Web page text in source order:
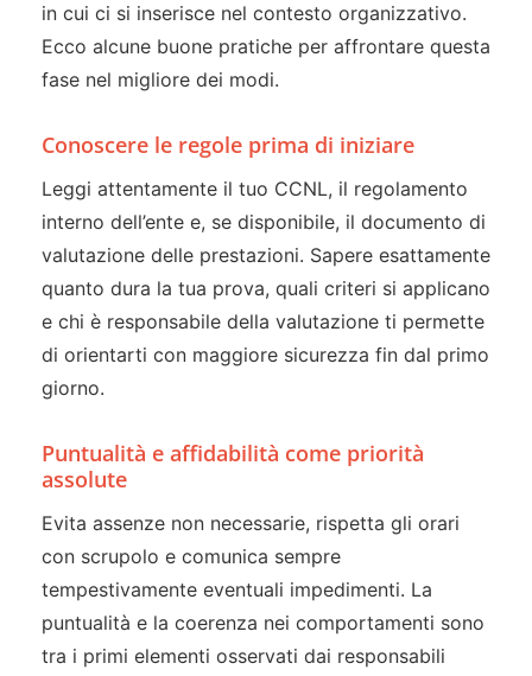
in cui ci si inserisce nel contesto organizzativo.
Ecco alcune buone pratiche per affrontare questa
fase nel migliore dei modi.
Conoscere le regole prima di iniziare
Leggi attentamente il tuo CCNL, il regolamento
interno dell’ente e, se disponibile, il documento di
valutazione delle prestazioni. Sapere esattamente
quanto dura la tua prova, quali criteri si applicano
e chi è responsabile della valutazione ti permette
di orientarti con maggiore sicurezza fin dal primo
giorno.
Puntualità e affidabilità come priorità
assolute
Evita assenze non necessarie, rispetta gli orari
con scrupolo e comunica sempre
tempestivamente eventuali impedimenti. La
puntualità e la coerenza nei comportamenti sono
tra i primi elementi osservati dai responsabili